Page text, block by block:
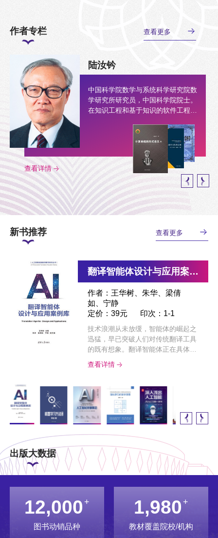
作者专栏 查看更多
陆汝钤
陆汝钤
中国科学院数学与系统科学研究院数
学研究所研究员，中国科学院院士。
在知识工程和基于知识的软件工程方
国该领域研究的开拓者之一。著有
210余万字的计算机理论著作《计算
系统的形式语义》。
查看详情
新书推荐 查看更多
翻译智能体设计与应用案例库
作者：王华树、朱华、梁倩
如、宁静
定价：39元
印次：1-1
技术浪潮从未放缓，智能体的崛起之
迅猛，早已突破人们对传统翻译工具
的既有想象。翻译智能体正在具体任
务、特定场景与复杂流程中加速落地
应用，推动翻译实践、翻译教学与语
阶段。《翻译智能体设计与应用案例
库》围绕翻译智能体基础知识、主流
智能体平台、提示词工程等内容展开
理论阐释，同时精选第三届全国翻译
优秀案例。这些案例涵盖医疗、金
融、航运、文旅、工...
查看详情
机器学习方法（第2版）
作者：李航
定价：198元
印次：2-1
"机器学习是以概率论、统计学、信
息论、**化理论、计算理论等为基础
的计算机应用理论学科，也是人工智
能、数据挖掘等领域的基础学科。本
书全面系统地介绍了机器学习的主要
方法，共分4 篇。第一篇介绍监督学
机、支持向量机、**熵模型与逻辑斯
谛回归、提升法、隐马尔可夫模型和
条件随机场等；第二篇介绍无监督学
习的主要方法，包括聚类、奇异值分
查看详情
人工智能发展前沿
作者：何友、卢湖川、王
栋、李徵、陈旭、李劭辉
定价：89元
印次：1-4
"本书系统梳理了人工智能领域的技
术进展、前沿应用与未来趋势，内容
覆盖从基础理论到产业落地的各个层
面，全面展现了人工智能飞速发展所
引发的重大变革。全书共15章，围绕
沿技术、典型应用、安全伦理、产业
格局、战略布局与产业发展等关键议
题展开，重点讨论了无监督学习、自
动机器学习、人工智能生成内容、人
人系统、元宇宙、脑启发人工智能和
人工智能驱动科...
查看详情
强化学习的数学原理
作者：赵世钰
定价：108元
"本书将从强化学习最基本的概念开
始介绍，将介绍基础的分析工具包括
贝尔曼公式和贝尔曼**公式，之后会
推广到基于模型的和无模型的强化学
习算法，最后会推广到基于函数逼近
的强化学习方法。本书强调从数学的
法。并不强调算法的编程实现，因为
目前已经有很多这方面的书籍，本书
将不再重复造轮子。 本书面向对强化
学习感兴趣的本科生、研究生、研究
查看详情
深入浅出人工智能：AI入门的第一本书
作者：张川、陈海林、朱振
宇
定价：89元
印次：1-5
"人工智能（Artif icial Intelligence，
AI）技术正在席卷全球，大家都希望
能快速掌握AI的基本技术，参与到这
个充满前景的领域，但是苦于缺乏相
关的基础，对AI行业的术语难以快速
常生活和工作中的实例为基础，深入
浅出地阐述AI技术的原理，读者即便
没有任何相关的技术基础，也能快速
掌握主要的概念，从而完成AI的入门
查看详情
机器学习
作者：周志华
定价：108元
机器学习是计算机科学与人工智能的
重要分支领域. 本书作为该领域的入
门教材，在内容上尽可能涵盖机器学
习基础知识的各方面. 全书共16 章，
大致分为3 个部分：第1 部分（第1～
3 章）介绍机器学习的基础知识；第
而常用的机器学习方法（决策树、神
经网络、支持向量机、贝叶斯分类
器、集成学习、聚类、降维与度量学
习）；第3 部分（第11～16 章）为
查看详情
人工智能的底层逻辑
作者：张长水
定价：79元
《人工智能的底层逻辑》用科普化的
语言介绍了搜索、计算机视听觉、自
然语言处理、机器学习、多模态信息
处理等人工智能系统中的基础算法和
数学模型，它们是实现人工智能的基
础。展示了人工智能的底层逻辑，人
搞懂如何给机器装上眼睛和耳朵、如
何让机器理解人类语言、如何让机器
拥有知识、如何让机器懂逻辑会推
理、如何使机器人的言行符合人类的
美的插画更增加了可...
查看详情
机器学习（全彩图解 + 微课 + Python编程）
作者：姜伟生
定价：238元
"《机器学习 : 全彩图解+微课
+Python编程》是“鸢尾花数学大系：
从加减乘除到机器学习”丛书的最后
一册，前六本解决了编程、可视化、
数学、 数据方面的诸多问题，而《机
器学习 : 全彩图解+微课+Python编
之旅。 《机器学习 : 全彩图解+微课
+Python编程》设置了 24 个话题，
对应四大类机器学习经典算法（回
归、分类、降维、聚类），覆盖算法
查看详情
出版大数据
18,000 +
图书动销品种
2,970 +
教材覆盖院校/机构